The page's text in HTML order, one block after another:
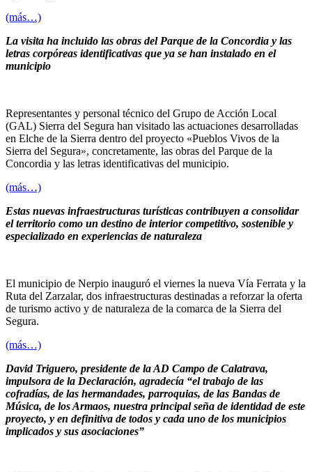
(más…)
La visita ha incluido las obras del Parque de la Concordia y las
letras corpóreas identificativas que ya se han instalado en el
municipio
Representantes y personal técnico del Grupo de Acción Local
(GAL) Sierra del Segura han visitado las actuaciones desarrolladas
en Elche de la Sierra dentro del proyecto «Pueblos Vivos de la
Sierra del Segura», concretamente, las obras del Parque de la
Concordia y las letras identificativas del municipio.
(más…)
Estas nuevas infraestructuras turísticas contribuyen a consolidar
el territorio como un destino de interior competitivo, sostenible y
especializado en experiencias de naturaleza
El municipio de Nerpio inauguró el viernes la nueva Vía Ferrata y la
Ruta del Zarzalar, dos infraestructuras destinadas a reforzar la oferta
de turismo activo y de naturaleza de la comarca de la Sierra del
Segura.
(más…)
David Triguero, presidente de la AD Campo de Calatrava,
impulsora de la Declaración, agradecía “el trabajo de las
cofradías, de las hermandades, parroquias, de las Bandas de
Música, de los Armaos, nuestra principal seña de identidad de este
proyecto, y en definitiva de todos y cada uno de los municipios
implicados y sus asociaciones”